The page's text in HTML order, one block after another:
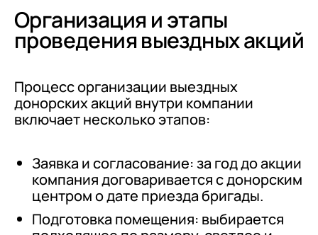
Организация и этапы
проведения выездных акций
Процесс организации выездных
донорских акций внутри компании
включает несколько этапов:
Заявка и согласование: за год до акции
компания договаривается с донорским
центром о дате приезда бригады.
Подготовка помещения: выбирается